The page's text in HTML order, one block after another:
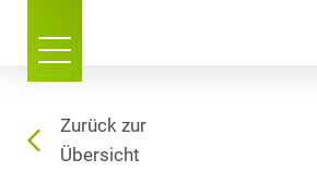
Zurück zur
Übersicht